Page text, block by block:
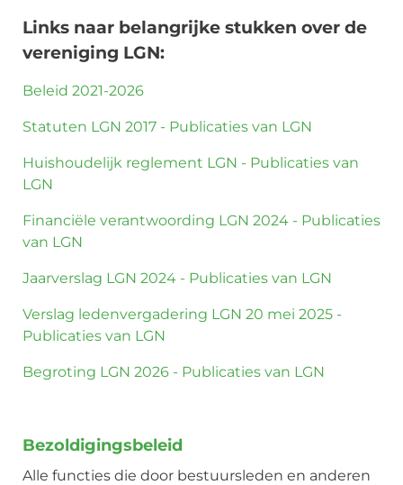
Links naar belangrijke stukken over de
vereniging LGN:
Beleid 2021-2026
Statuten LGN 2017 - Publicaties van LGN
Huishoudelijk reglement LGN - Publicaties van
LGN
Financiële verantwoording LGN 2024 - Publicaties
van LGN
Jaarverslag LGN 2024 - Publicaties van LGN
Verslag ledenvergadering LGN 20 mei 2025 -
Publicaties van LGN
Begroting LGN 2026 - Publicaties van LGN
Bezoldigingsbeleid
Alle functies die door bestuursleden en anderen